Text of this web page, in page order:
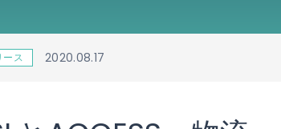
ース 2020.08.17